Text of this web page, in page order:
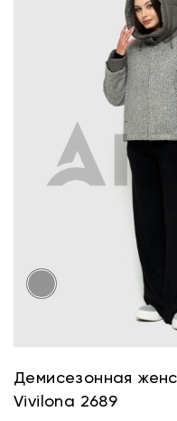
Демисезонная
Vivilona 2689